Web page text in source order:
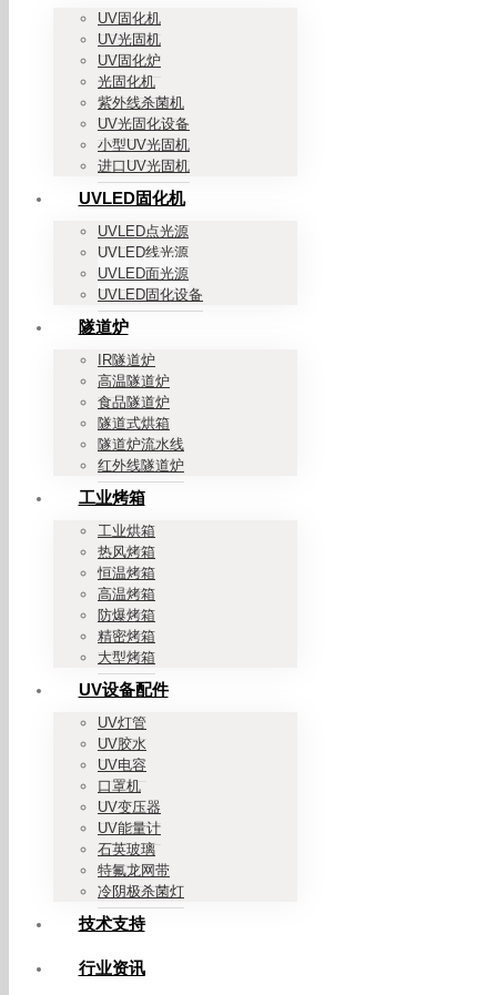
UV固化机
UV光固机
UV固化炉
光固化机
紫外线杀菌机
UV光固化设备
小型UV光固机
进口UV光固机
UVLED固化机
UVLED点光源
UVLED线光源
UVLED面光源
UVLED固化设备
隧道炉
IR隧道炉
高温隧道炉
食品隧道炉
隧道式烘箱
隧道炉流水线
红外线隧道炉
工业烤箱
工业烘箱
热风烤箱
恒温烤箱
高温烤箱
防爆烤箱
精密烤箱
大型烤箱
UV设备配件
UV灯管
UV胶水
UV电容
口罩机
UV变压器
UV能量计
石英玻璃
特氟龙网带
冷阴极杀菌灯
技术支持
行业资讯